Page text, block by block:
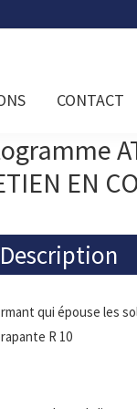
CONTACT
EN
Description
qui épouse les
R 10